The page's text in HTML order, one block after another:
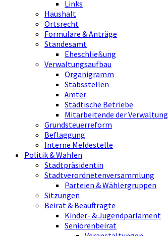
Links
Haushalt
Ortsrecht
Formulare & Anträge
Standesamt
Eheschließung
Verwaltungsaufbau
Organigramm
Stabsstellen
Ämter
Städtische Betriebe
Mitarbeitende der Verwaltung
Grundsteuerreform
Beflaggung
Interne Meldestelle
Politik & Wahlen
Stadtpräsidentin
Stadtverordnetenversammlung
Parteien & Wählergruppen
Sitzungen
Beirat & Beauftragte
Kinder- & Jugendparlament
Seniorenbeirat